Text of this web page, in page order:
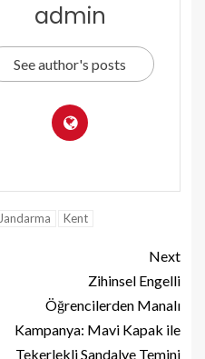
admin
See author's posts
Jandarma Kent
Next
Zihinsel Engelli
Öğrencilerden Manalı
Kampanya: Mavi Kapak ile
Tekerlekli Sandalye Temini